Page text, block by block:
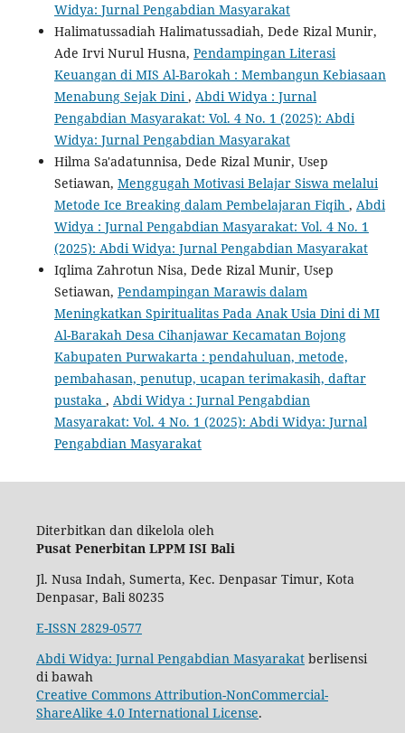
Widya: Jurnal Pengabdian Masyarakat
Halimatussadiah Halimatussadiah, Dede Rizal Munir,
Ade Irvi Nurul Husna, Pendampingan Literasi
Keuangan di MIS Al-Barokah : Membangun Kebiasaan
Menabung Sejak Dini, Abdi Widya : Jurnal
Pengabdian Masyarakat: Vol. 4 No. 1 (2025): Abdi
Widya: Jurnal Pengabdian Masyarakat
Hilma Sa'adatunnisa, Dede Rizal Munir, Usep
Setiawan, Menggugah Motivasi Belajar Siswa melalui
Metode Ice Breaking dalam Pembelajaran Fiqih , Abdi
Widya : Jurnal Pengabdian Masyarakat: Vol. 4 No. 1
(2025): Abdi Widya: Jurnal Pengabdian Masyarakat
Iqlima Zahrotun Nisa, Dede Rizal Munir, Usep
Setiawan, Pendampingan Marawis dalam
Meningkatkan Spiritualitas Pada Anak Usia Dini di MI
Al-Barakah Desa Cihanjawar Kecamatan Bojong
Kabupaten Purwakarta : pendahuluan, metode,
pembahasan, penutup, ucapan terimakasih, daftar
pustaka , Abdi Widya : Jurnal Pengabdian
Masyarakat: Vol. 4 No. 1 (2025): Abdi Widya: Jurnal
Pengabdian Masyarakat
Diterbitkan dan dikelola oleh
Pusat Penerbitan LPPM ISI Bali
Jl. Nusa Indah, Sumerta, Kec. Denpasar Timur, Kota
Denpasar, Bali 80235
E-ISSN 2829-0577
Abdi Widya: Jurnal Pengabdian Masyarakatberlisensi
di bawah
Creative Commons Attribution-NonCommercial-
ShareAlike 4.0 International License.